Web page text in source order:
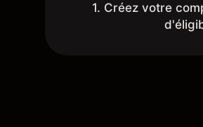
1. Créez votre